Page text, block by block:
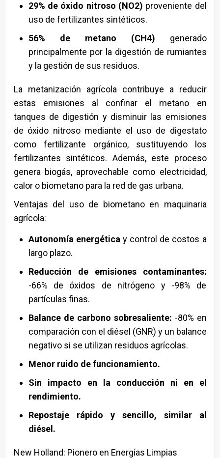
29% de óxido nitroso (NO2) proveniente del
uso de fertilizantes sintéticos.
56% de metano (CH4) generado
principalmente por la digestión de rumiantes
y la gestión de sus residuos.
La metanización agrícola contribuye a reducir
estas emisiones al confinar el metano en
tanques de digestión y disminuir las emisiones
de óxido nitroso mediante el uso de digestato
como fertilizante orgánico, sustituyendo los
fertilizantes sintéticos. Además, este proceso
genera biogás, aprovechable como electricidad,
calor o biometano para la red de gas urbana.
Ventajas del uso de biometano en maquinaria
agrícola:
Autonomía energética y control de costos a
largo plazo.
Reducción de emisiones contaminantes:
-66% de óxidos de nitrógeno y -98% de
partículas finas.
Balance de carbono sobresaliente: -80% en
comparación con el diésel (GNR) y un balance
negativo si se utilizan residuos agrícolas.
Menor ruido de funcionamiento.
Sin impacto en la conducción ni en el
rendimiento.
Repostaje rápido y sencillo, similar al
diésel.
New Holland: Pionero en Energías Limpias